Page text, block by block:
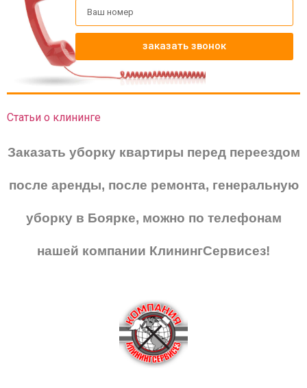
заказать звонок
Статьи о клининге
Заказать уборку квартиры перед переездом
после аренды, после ремонта, генеральную
уборку в Боярке, можно по телефонам
нашей компании КлинингСервисез!